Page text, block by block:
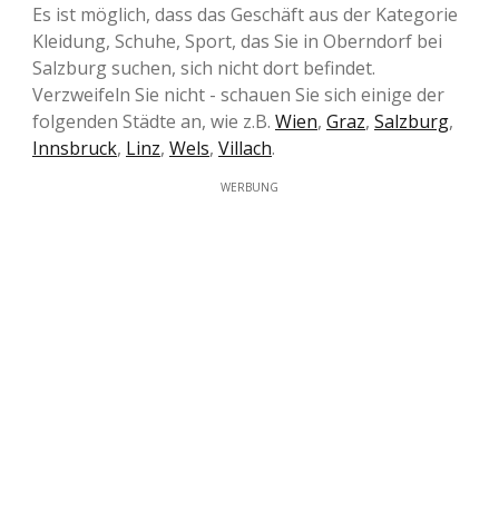
Es ist möglich, dass das Geschäft aus der Kategorie
Kleidung, Schuhe, Sport, das Sie in Oberndorf bei
Salzburg suchen, sich nicht dort befindet.
Verzweifeln Sie nicht - schauen Sie sich einige der
folgenden Städte an, wie z.B. Wien, Graz, Salzburg,
Innsbruck, Linz, Wels, Villach.
WERBUNG